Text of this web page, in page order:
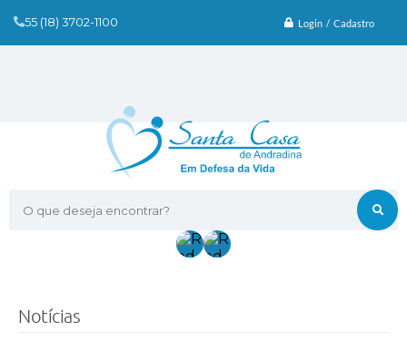
Login / Cadastro
O que deseja encontrar?
55 (18) 3702-1100
Notícias